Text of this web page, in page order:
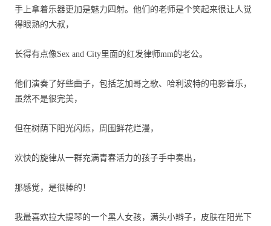
手上拿着乐器更加是魅力四射。他们的老师是个笑起来很让人觉
得眼熟的大叔，
长得有点像Sex and City里面的红发律师mm的老公。
他们演奏了好些曲子，包括芝加哥之歌、哈利波特的电影音乐，
虽然不是很完美，
但在树荫下阳光闪烁，周围鲜花烂漫，
欢快的旋律从一群充满青春活力的孩子手中奏出，
那感觉，是很棒的！
我最喜欢拉大提琴的一个黑人女孩，满头小辫子，皮肤在阳光下